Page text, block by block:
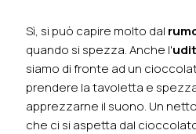
Sì, si può capire molto dal
quando si spezza. Anche l'
siamo di fronte ad un
prendere la tavoletta e
apprezzarne il suono. Un
che ci si aspetta dal